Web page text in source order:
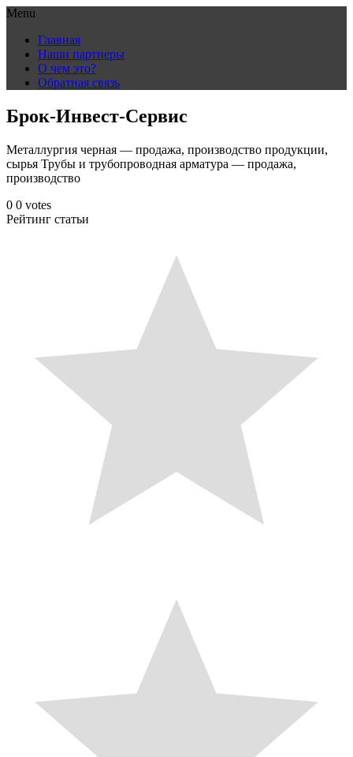
Menu
content
Главная
Наши партнеры
О чем это?
Обратная связь
Брок-Инвест-Сервис
Металлургия черная — продажа, производство продукции,
сырья Трубы и трубопроводная арматура — продажа,
производство
0 0 votes
Рейтинг статьи